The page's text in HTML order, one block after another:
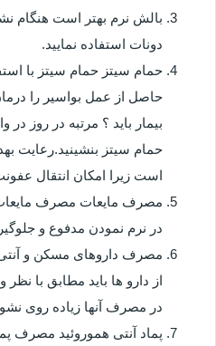
بالش نرم بهتر است هنگام
دونات استفاده نمایید.
حمام سیتز حمام سیتز با
حاصل از عمل بواسیر را
بیمار باید ؟ مرتبه در روز
حمام سیتز بنشینید.رعایت
است زیرا امکان انتقال
مصرف مایعات مصرف
در نرم نمودن مدفوع و
مصرف داروهای مسکن و
از دارو ها باید مطابق با
در مصرف آنها زیاده روی
پماد آنتی هموروئید مصرف